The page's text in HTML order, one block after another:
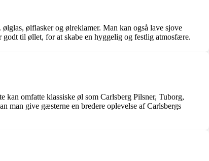
ølflasker og ølreklamer. Man kan også lave sjove
til øllet, for at skabe en hyggelig og festlig atmosfære.
omfatte klassiske øl som Carlsberg Pilsner, Tuborg,
man give gæsterne en bredere oplevelse af Carlsbergs